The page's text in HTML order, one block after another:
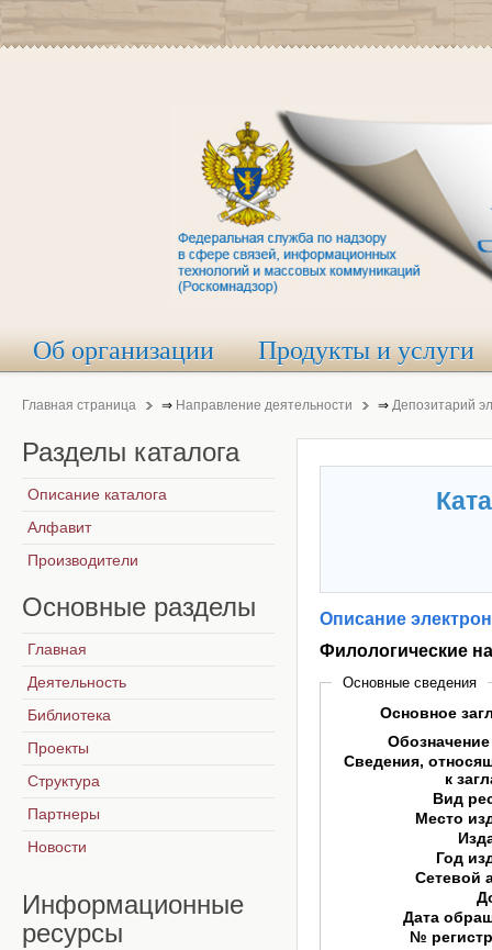
Об организации Продукты и услуги
Главная страница ⇒ Направление деятельности ⇒ Депозитарий
Описание
Филологические
Основные сведения
Основное
Сведения,
к
Вид
Место
Год
Сетевой
Дата
№
Разделы каталога
Описание каталога
Алфавит
Производители
Основные разделы
Главная
Деятельность
Библиотека
Проекты
Структура
Партнеры
Новости
Информационные
ресурсы